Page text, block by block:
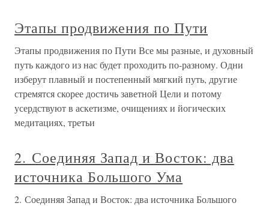
Этапы продвижения по Пути
Этапы продвижения по Пути Все мы разные, и духовный
путь каждого из нас будет проходить по-разному. Одни
изберут плавный и постепенный мягкий путь, другие
стремятся скорее достичь заветной Цели и потому
усердствуют в аскетизме, очищениях и йогических
медитациях, третьи
2. Соединяя Запад и Восток: два
источника Большого Ума
2. Соединяя Запад и Восток: два источника Большого